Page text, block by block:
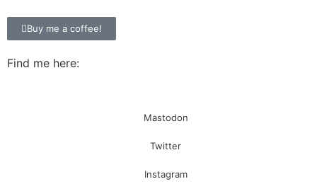
Buy me a coffee!
Find me here:
Mastodon
Twitter
Instagram